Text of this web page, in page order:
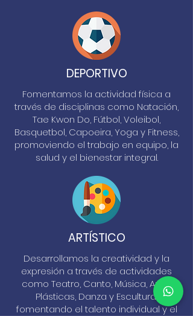
DEPORTIVO
Fomentamos la actividad física a
través de disciplinas como Natación,
Tae Kwon Do, Fútbol, Voleibol,
Basquetbol, Capoeira, Yoga y Fitness,
promoviendo el trabajo en equipo, la
salud y el bienestar integral.
ARTÍSTICO
Desarrollamos la creatividad y la
expresión a través de actividades
como Teatro, Canto, Música, Artes
Plásticas, Danza y Escultura,
fomentando el talento individual y el